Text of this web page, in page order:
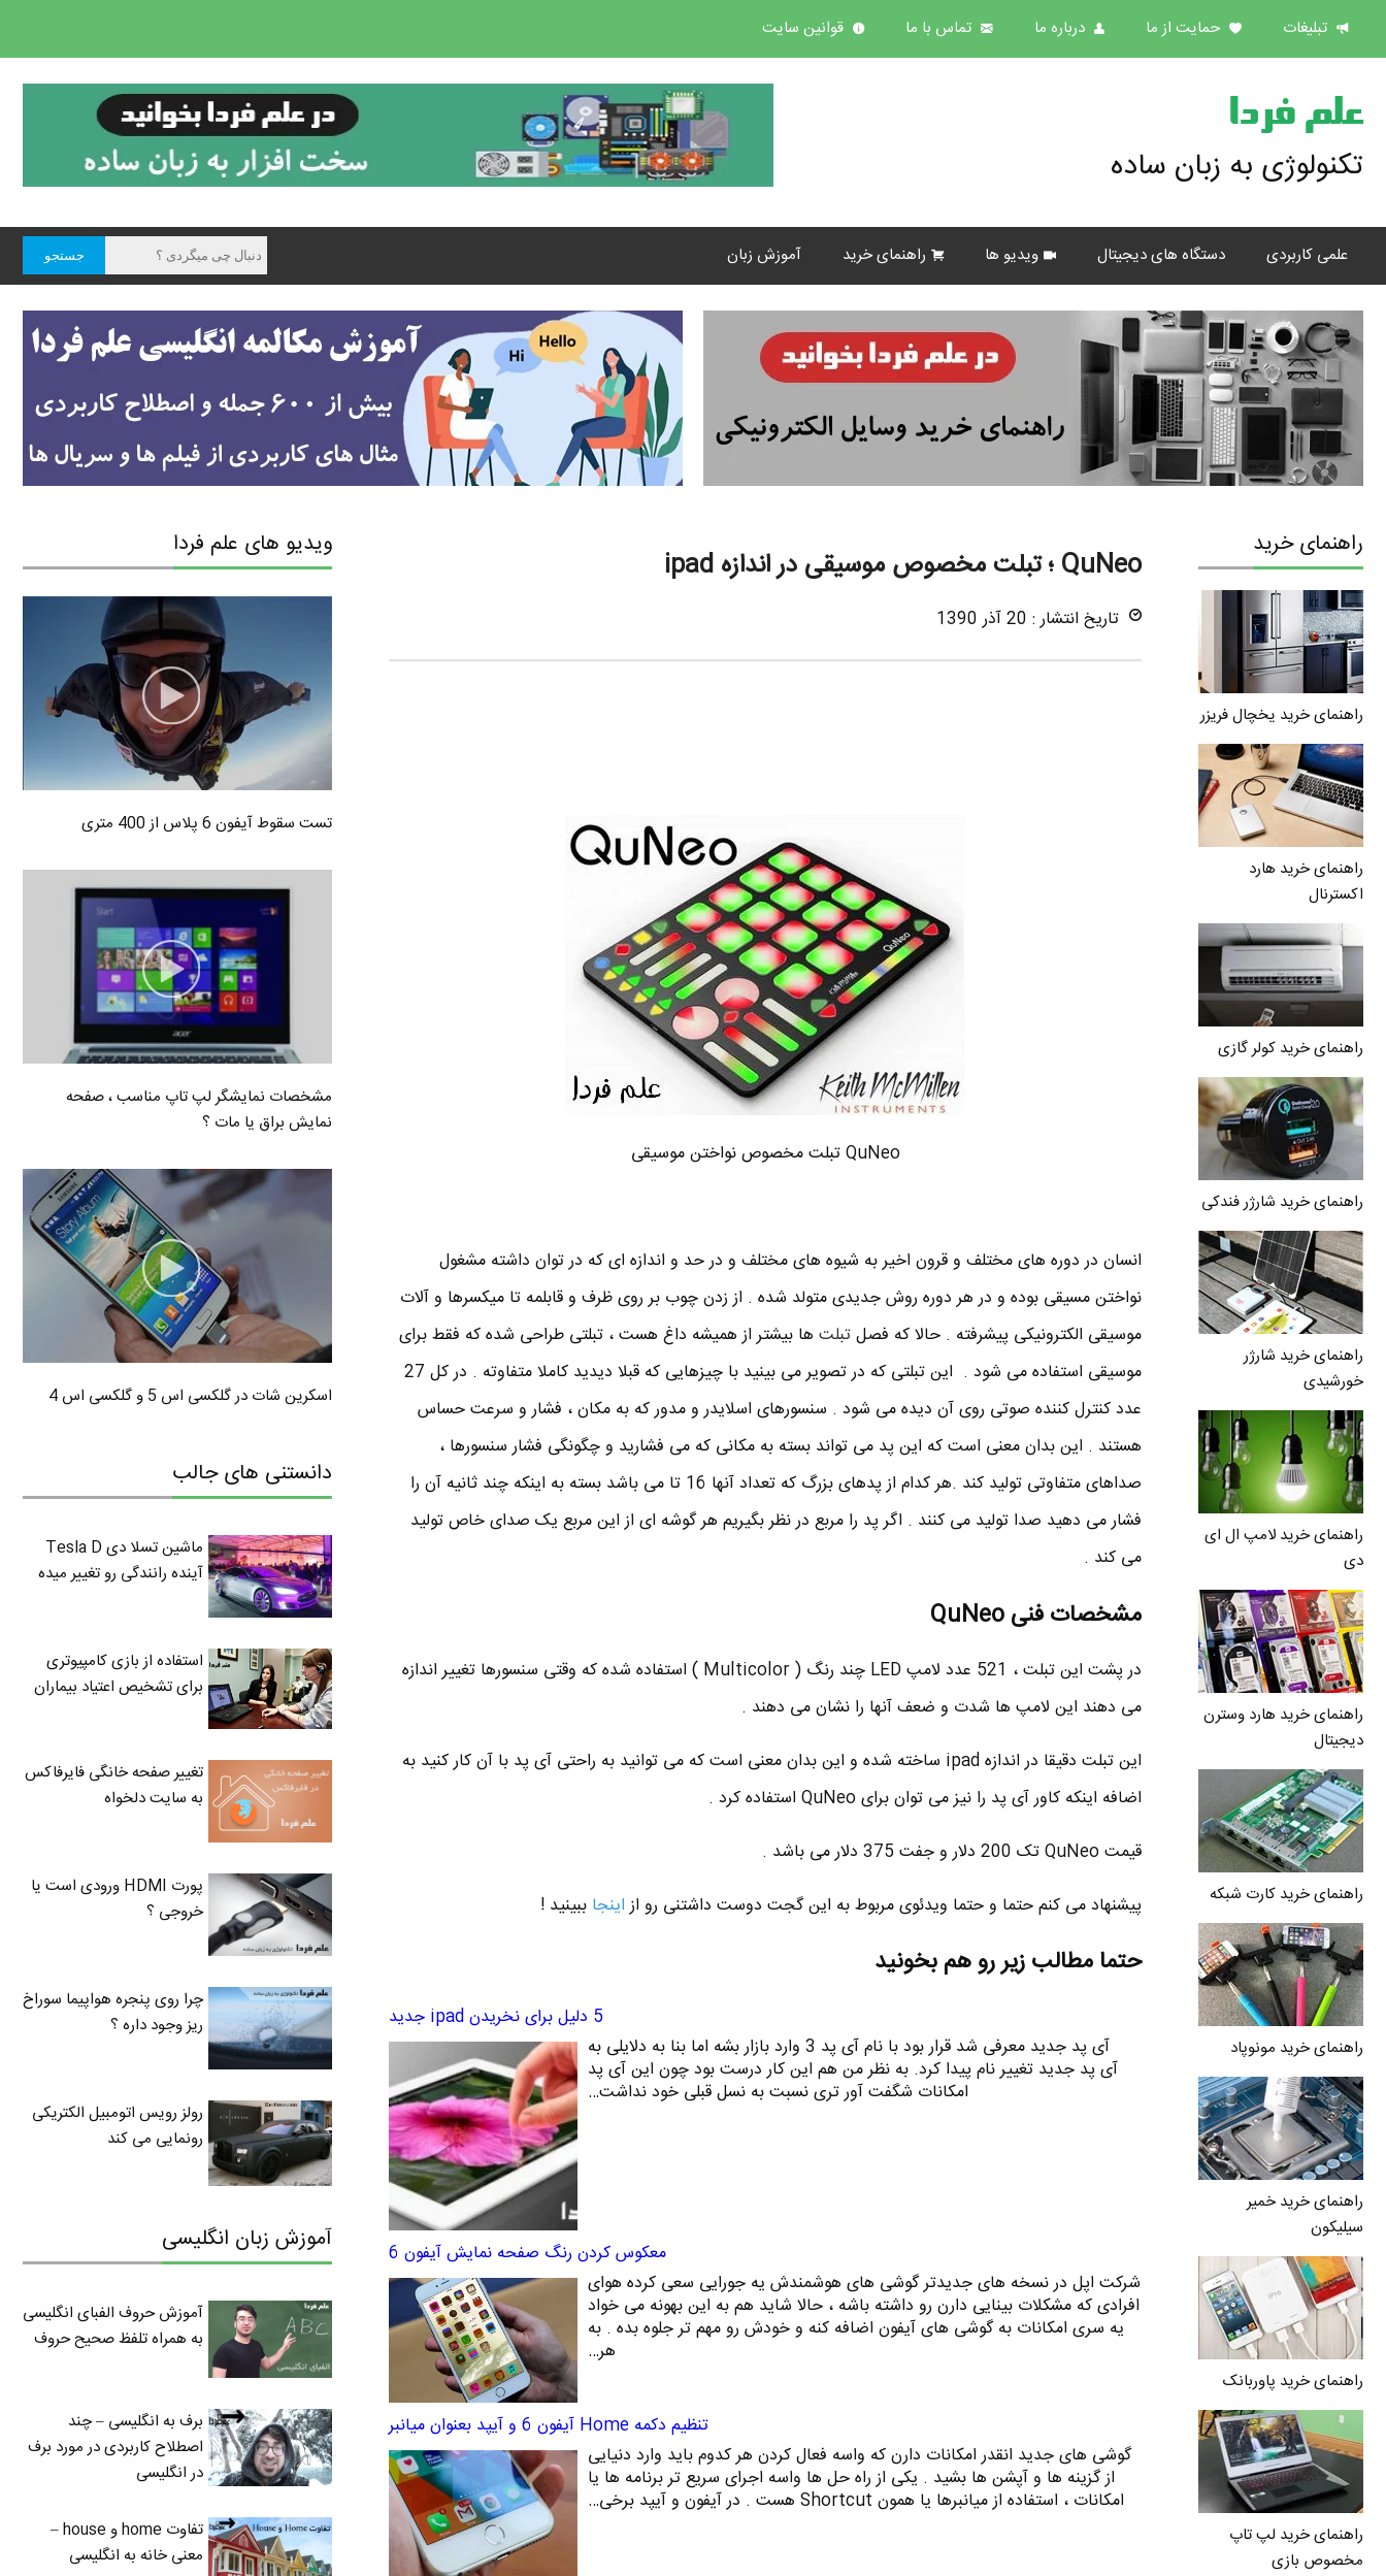
تبلیغات حمایت از ما درباره ما تماس با ما قوانین سایت
علم فردا
تکنولوژی به زبان ساده
علمی کاربردی دستگاه های دیجیتال ویدیو ها راهنمای خرید آموزش زبان
راهنمای خرید
راهنمای خرید یخچال فریزر
راهنمای خرید هارد
اکسترنال
راهنمای خرید کولر گازی
راهنمای خرید شارژر فندکی
راهنمای خرید شارژر
خورشیدی
راهنمای خرید لامپ ال ای
دی
راهنمای خرید هارد وسترن
دیجیتال
راهنمای خرید کارت شبکه
راهنمای خرید مونوپاد
راهنمای خرید خمیر
سیلیکون
راهنمای خرید پاوربانک
راهنمای خرید لپ تاپ
مخصوص بازی
QuNeo ؛ تبلت مخصوص موسیقی در اندازه ipad
تاریخ انتشار : 20 آذر 1390
QuNeo تبلت مخصوص نواختن موسیقی
انسان در دوره های مختلف و قرون اخیر به شیوه های مختلف و در حد و اندازه ای که در توان داشته مشغول
نواختن مسیقی بوده و در هر دوره روش جدیدی متولد شده . از زدن چوب بر روی ظرف و قابلمه تا میکسرها و آلات
موسیقی الکترونیکی پیشرفته . حالا که فصلتبلت ها بیشتر از همیشه داغ هست ، تبلتی طراحی شده که فقط برای
موسیقی استفاده می شود . این تبلتی که در تصویر می بینید با چیزهایی که قبلا دیدید کاملا متفاوته . در کل 27
عدد کنترل کننده صوتی روی آن دیده می شود . سنسورهای اسلایدر و مدور که به مکان ، فشار و سرعت حساس
هستند . این بدان معنی است که این پد می تواند بسته به مکانی که می فشارید و چگونگی فشار سنسورها ،
صداهای متفاوتی تولید کند .هر کدام از پدهای بزرگ که تعداد آنها 16 تا می باشد بسته به اینکه چند ثانیه آن را
فشار می دهید صدا تولید می کنند . اگر پد را مربع در نظر بگیریم هر گوشه ای از این مربع یک صدای خاص تولید
می کند .
مشخصات فنی QuNeo
در پشت این تبلت ، 521 عدد لامپ LED چند رنگ ( Multicolor ) استفاده شده که وقتی سنسورها تغییر اندازه
می دهند این لامپ ها شدت و ضعف آنها را نشان می دهند .
این تبلت دقیقا در اندازه ipad ساخته شده و این بدان معنی است که می توانید به راحتی آی پد با آن کار کنید به
اضافه اینکه کاور آی پد را نیز می توان برای QuNeo استفاده کرد .
قیمت QuNeo تک 200 دلار و جفت 375 دلار می باشد .
پیشنهاد می کنم حتما و حتما ویدئوی مربوط به این گجت دوست داشتنی رو ازاینجا ببینید !
حتما مطالب زیر رو هم بخونید
5 دلیل برای نخریدن ipad جدید
آی پد جدید معرفی شد قرار بود با نام آی پد 3 وارد بازار بشه اما بنا به دلایلی به
آی پد جدید تغییر نام پیدا کرد. به نظر من هم این کار درست بود چون این آی پد
امکانات شگفت آور تری نسبت به نسل قبلی خود نداشت…
معکوس کردن رنگ صفحه نمایش آیفون 6
شرکت اپل در نسخه های جدیدتر گوشی های هوشمندش یه جورایی سعی کرده هوای
افرادی که مشکلات بینایی دارن رو داشته باشه ، حالا شاید هم به این بهونه می خواد
یه سری امکانات به گوشی های آیفون اضافه کنه و خودش رو مهم تر جلوه بده . به
هر…
تنظیم دکمه Home آیفون 6 و آیپد بعنوان میانبر
گوشی های جدید انقدر امکانات دارن که واسه فعال کردن هر کدوم باید وارد دنیایی
از گزینه ها و آپشن ها بشید . یکی از راه حل ها واسه اجرای سریع تر برنامه ها یا
امکانات ، استفاده از میانبرها یا همون Shortcut هست . در آیفون و آیپد برخی…
ویدیو های علم فردا
تست سقوط آیفون 6 پلاس از 400 متری
مشخصات نمایشگر لپ تاپ مناسب ، صفحه
نمایش براق یا مات ؟
اسکرین شات در گلکسی اس 5 و گلکسی اس 4
دانستنی های جالب
ماشین تسلا دی Tesla D
آینده رانندگی رو تغییر میده
استفاده از بازی کامپیوتری
برای تشخیص اعتیاد بیماران
تغییر صفحه خانگی فایرفاکس
به سایت دلخواه
پورت HDMI ورودی است یا
خروجی ؟
چرا روی پنجره هواپیما سوراخ
ریز وجود داره ؟
رولز رویس اتومبیل الکتریکی
رونمایی می کند
آموزش زبان انگلیسی
آموزش حروف الفبای انگلیسی
به همراه تلفظ صحیح حروف
برف به انگلیسی – چند
اصطلاح کاربردی در مورد برف
در انگلیسی
تفاوت home و house –
معنی خانه به انگلیسی